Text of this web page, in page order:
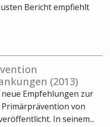
Bericht empfiehlt
(2013)
Empfehlungen zur
von
In seinem...